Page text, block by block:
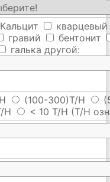
Кальцит
кварцевый
гравий
бентонит
галька другой:
(100-300)T/H
H < 10 T/H (T/H